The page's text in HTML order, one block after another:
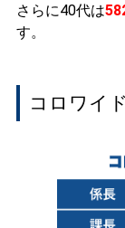
さらに40代は
す。
コロワイ